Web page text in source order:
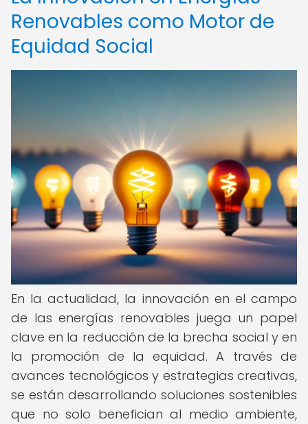
Renovables como Motor de
Equidad Social
En la actualidad, la innovación en el campo
de las energías renovables juega un papel
clave en la reducción de la brecha social y en
la promoción de la equidad. A través de
avances tecnológicos y estrategias creativas,
se están desarrollando soluciones sostenibles
que no solo benefician al medio ambiente,